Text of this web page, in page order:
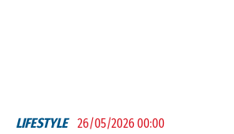
LIFESTYLE 26/05/2026 00:00